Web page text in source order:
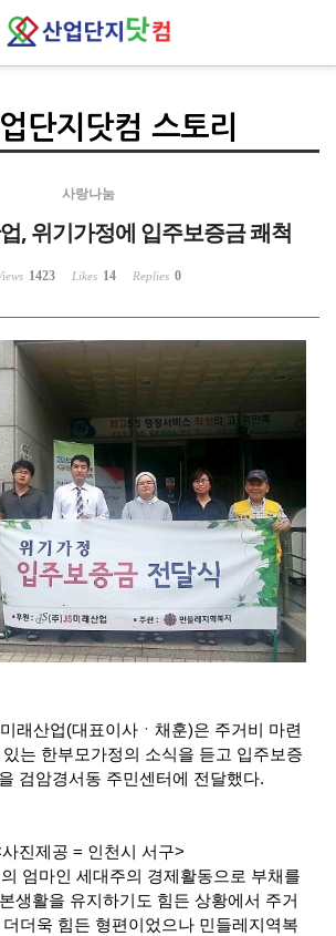
단지닷컴 스토리
사랑나눔
, 위기가정에 입주보증금 쾌척
1423 Likes 14 Replies 0
래산업(대표이사ㆍ채훈)은 주거비 마련
는 한부모가정의 소식을 듣고 입주보증
검암경서동 주민센터에 전달했다.
진제공 = 인천시 서구>
엄마인 세대주의 경제활동으로 부채를
생활을 유지하기도 힘든 상황에서 주거
더욱 힘든 형편이었으나 민들레지역복